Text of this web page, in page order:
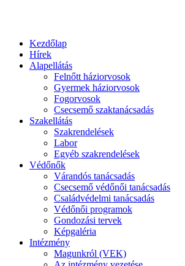
Kezdőlap
Hírek
Alapellátás
Felnőtt háziorvosok
Gyermek háziorvosok
Fogorvosok
Csecsemő szaktanácsadás
Szakellátás
Szakrendelések
Labor
Egyéb szakrendelések
Védőnők
Várandós tanácsadás
Csecsemő védőnői tanácsadás
Családvédelmi tanácsadás
Védőnői programok
Gondozási tervek
Képgaléria
Intézmény
Magunkról (VEK)